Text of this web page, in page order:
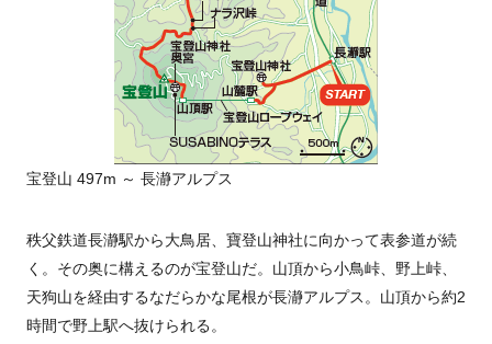
宝登山 497m ～ 長瀞アルプス
秩父鉄道長瀞駅から大鳥居、寶登山神社に向かって表参道が続
く。その奥に構えるのが宝登山だ。山頂から小鳥峠、野上峠、
天狗山を経由するなだらかな尾根が長瀞アルプス。山頂から約2
時間で野上駅へ抜けられる。